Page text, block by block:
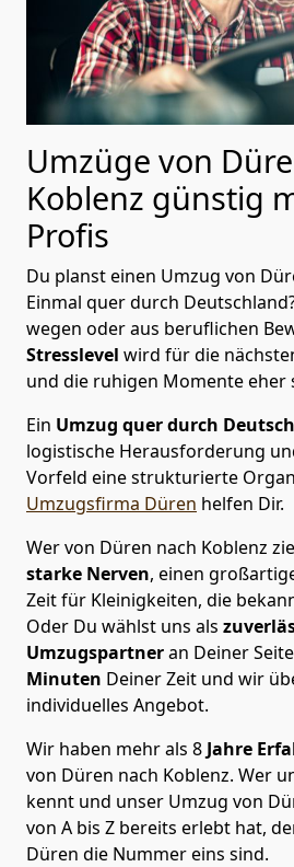
Umzüge von
Koblenz günstig
Profis
Du planst einen Umzug von
Einmal quer durch
wegen oder aus beruflichen
Stresslevel wird für die
und die ruhigen Momente eher
Ein Umzug quer durch
logistische Herausforderung
Vorfeld eine strukturierte
Umzugsfirma Düren helfen Dir.
Wer von Düren nach Koblenz
starke Nerven, einen
Zeit für Kleinigkeiten, die
Oder Du wählst uns als
Umzugspartneran Deiner
Minuten Deiner Zeit und wir
individuelles Angebot.
Wir haben mehr als 8 Jahre
von Düren nach Koblenz. Wer
kennt und unser Umzug von
von A bis Z bereits erlebt hat,
Düren die Nummer eins sind.